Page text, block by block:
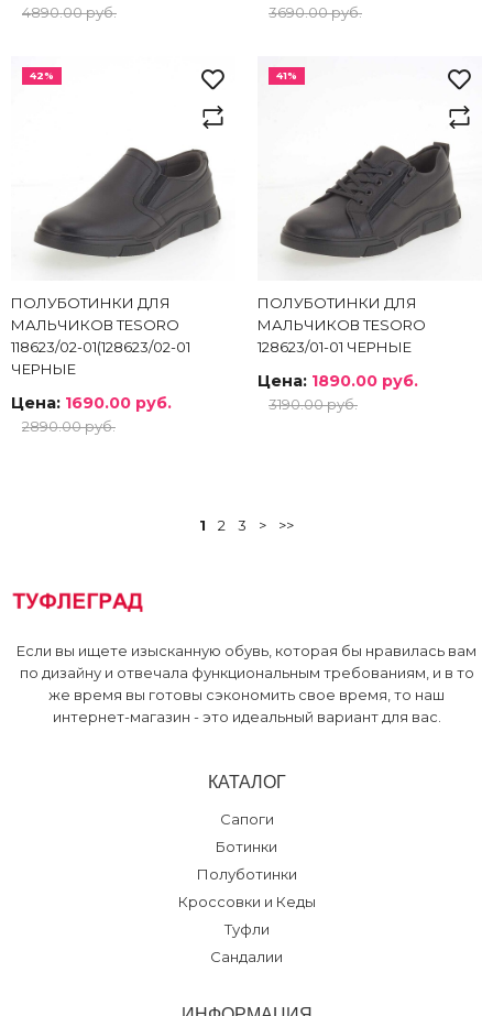
4890.00 руб. 3690.00 руб.
42%
ПОЛУБОТИНКИ ДЛЯ
МАЛЬЧИКОВ TESORO
118623/02-01(128623/02-01
ЧЕРНЫЕ
Цена: 1690.00 руб.
2890.00 руб.
41%
ПОЛУБОТИНКИ ДЛЯ
МАЛЬЧИКОВ TESORO
128623/01-01 ЧЕРНЫЕ
Цена: 1890.00 руб.
3190.00 руб.
1 2 3 > >>
Если вы ищете изысканную обувь, которая бы нравилась вам
по дизайну и отвечала функциональным требованиям, и в то
же время вы готовы сэкономить свое время, то наш
интернет-магазин - это идеальный вариант для вас.
КАТАЛОГ
Сапоги
Ботинки
Полуботинки
Кроссовки и Кеды
Туфли
Сандалии